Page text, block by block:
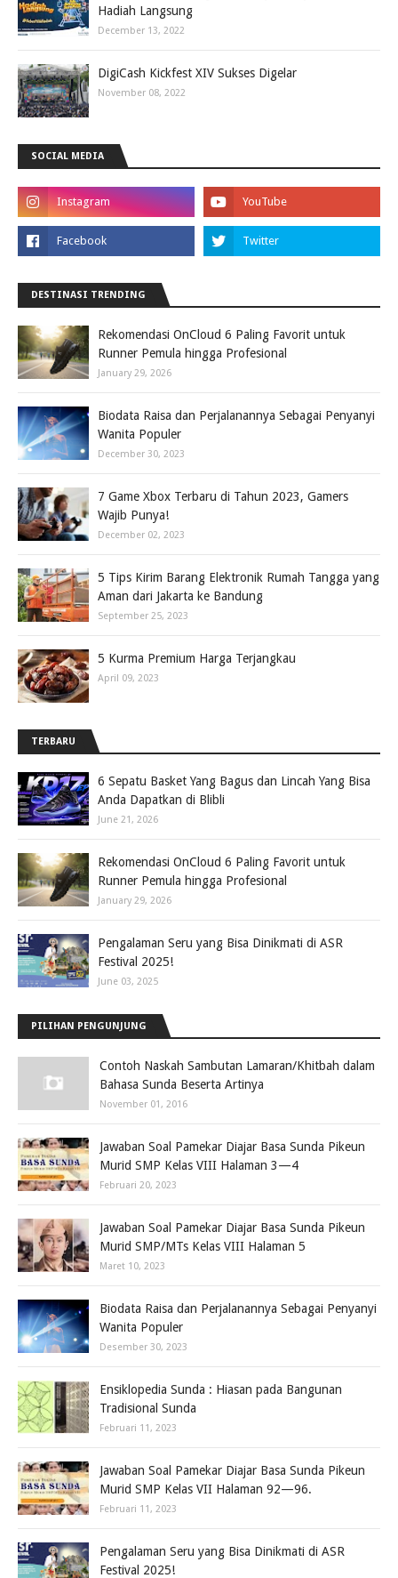
Hadiah Langsung
December 13, 2022
DigiCash Kickfest XIV Sukses Digelar
November 08, 2022
SOCIAL MEDIA
DESTINASI TRENDING
Rekomendasi OnCloud 6 Paling Favorit untuk
Runner Pemula hingga Profesional
January 29, 2026
Biodata Raisa dan Perjalanannya Sebagai Penyanyi
Wanita Populer
December 30, 2023
7 Game Xbox Terbaru di Tahun 2023, Gamers
Wajib Punya!
December 02, 2023
5 Tips Kirim Barang Elektronik Rumah Tangga yang
Aman dari Jakarta ke Bandung
September 25, 2023
5 Kurma Premium Harga Terjangkau
April 09, 2023
TERBARU
6 Sepatu Basket Yang Bagus dan Lincah Yang Bisa
Anda Dapatkan di Blibli
June 21, 2026
Rekomendasi OnCloud 6 Paling Favorit untuk
Runner Pemula hingga Profesional
January 29, 2026
Pengalaman Seru yang Bisa Dinikmati di ASR
Festival 2025!
June 03, 2025
PILIHAN PENGUNJUNG
Contoh Naskah Sambutan Lamaran/Khitbah dalam
Bahasa Sunda Beserta Artinya
November 01, 2016
Jawaban Soal Pamekar Diajar Basa Sunda Pikeun
Murid SMP Kelas VIII Halaman 3—4
Februari 20, 2023
Jawaban Soal Pamekar Diajar Basa Sunda Pikeun
Murid SMP/MTs Kelas VIII Halaman 5
Maret 10, 2023
Biodata Raisa dan Perjalanannya Sebagai Penyanyi
Wanita Populer
Desember 30, 2023
Ensiklopedia Sunda : Hiasan pada Bangunan
Tradisional Sunda
Februari 11, 2023
Jawaban Soal Pamekar Diajar Basa Sunda Pikeun
Murid SMP Kelas VII Halaman 92—96.
Februari 11, 2023
Pengalaman Seru yang Bisa Dinikmati di ASR
Festival 2025!